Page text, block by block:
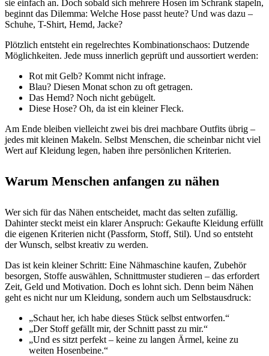
sie einfach an. Doch sobald sich mehrere Hosen im Schrank stapeln,
beginnt das Dilemma: Welche Hose passt heute? Und was dazu –
Schuhe, T-Shirt, Hemd, Jacke?
Plötzlich entsteht ein regelrechtes Kombinationschaos: Dutzende
Möglichkeiten. Jede muss innerlich geprüft und aussortiert werden:
Rot mit Gelb? Kommt nicht infrage.
Blau? Diesen Monat schon zu oft getragen.
Das Hemd? Noch nicht gebügelt.
Diese Hose? Oh, da ist ein kleiner Fleck.
Am Ende bleiben vielleicht zwei bis drei machbare Outfits übrig –
jedes mit kleinen Makeln. Selbst Menschen, die scheinbar nicht viel
Wert auf Kleidung legen, haben ihre persönlichen Kriterien.
Warum Menschen anfangen zu nähen
Wer sich für das Nähen entscheidet, macht das selten zufällig.
Dahinter steckt meist ein klarer Anspruch: Gekaufte Kleidung erfüllt
die eigenen Kriterien nicht (Passform, Stoff, Stil). Und so entsteht
der Wunsch, selbst kreativ zu werden.
Das ist kein kleiner Schritt: Eine Nähmaschine kaufen, Zubehör
besorgen, Stoffe auswählen, Schnittmuster studieren – das erfordert
Zeit, Geld und Motivation. Doch es lohnt sich. Denn beim Nähen
geht es nicht nur um Kleidung, sondern auch um Selbstausdruck:
„Schaut her, ich habe dieses Stück selbst entworfen.“
„Der Stoff gefällt mir, der Schnitt passt zu mir.“
„Und es sitzt perfekt – keine zu langen Ärmel, keine zu
weiten Hosenbeine.“